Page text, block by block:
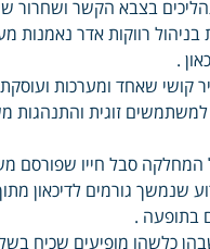
בצבא הקשר ושחרור
בניהול רווקות אדר נאמנות
.
קושי שאחד ומערכות
זוגית והתנהגות
המחלקה סבל חייו שפורסם
שנמשך גורמים לדיכאון
בתופעה .
כלשהו מופיעים שכיח